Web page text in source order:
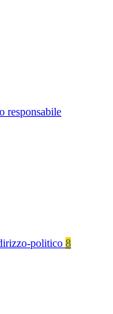
responsabile
politico 8